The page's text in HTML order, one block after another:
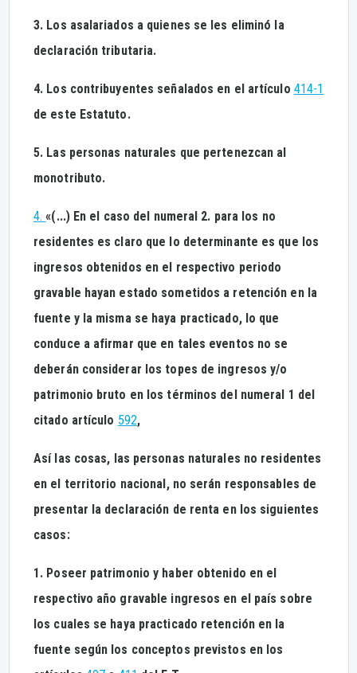
3. Los asalariados a quienes se les eliminó la
declaración tributaria.
4. Los contribuyentes señalados en el artículo 414-1
de este Estatuto.
5. Las personas naturales que pertenezcan al
monotributo.
4.«(...) En el caso del numeral 2. para los no
residentes es claro que lo determinante es que los
ingresos obtenidos en el respectivo periodo
gravable hayan estado sometidos a retención en la
fuente y la misma se haya practicado, lo que
conduce a afirmar que en tales eventos no se
deberán considerar los topes de ingresos y/o
patrimonio bruto en los términos del numeral 1 del
citado artículo 592,
Así las cosas, las personas naturales no residentes
en el territorio nacional, no serán responsables de
presentar la declaración de renta en los siguientes
casos:
1. Poseer patrimonio y haber obtenido en el
respectivo año gravable ingresos en el país sobre
los cuales se haya practicado retención en la
fuente según los conceptos previstos en los